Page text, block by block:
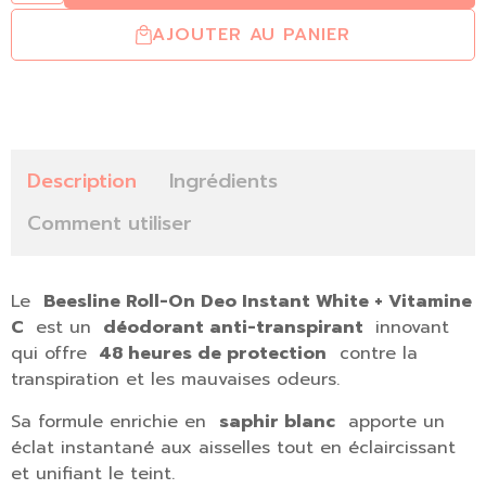
AJOUTER AU PANIER
Description
Ingrédients
Comment utiliser
Le Beesline Roll-On Deo Instant White + Vitamine
C est un déodorant anti-transpirant innovant
qui offre 48 heures de protection contre la
transpiration et les mauvaises odeurs.
Sa formule enrichie en saphir blanc apporte un
éclat instantané aux aisselles tout en éclaircissant
et unifiant le teint.